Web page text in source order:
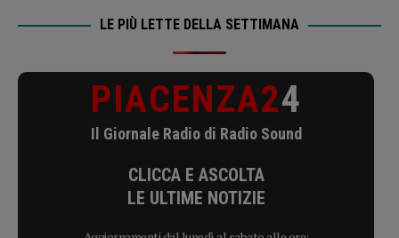
LE PIÙ LETTE DELLA SETTIMANA
PIACENZA24
Il Giornale Radio di Radio Sound
CLICCA E ASCOLTA
LE ULTIME NOTIZIE